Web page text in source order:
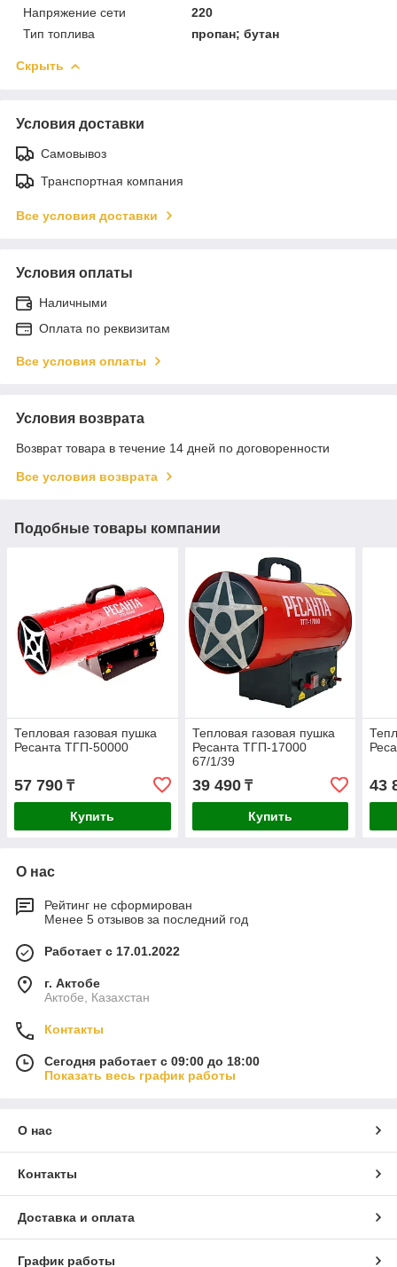
Напряжение сети
220
Тип топлива
пропан; бутан
Скрыть
Условия доставки
Самовывоз
Транспортная компания
Все условия доставки
Условия оплаты
Наличными
Оплата по реквизитам
Все условия оплаты
Условия возврата
Возврат товара в течение 14 дней по договоренности
Все условия возврата
Подобные товары компании
Тепловая газовая пушка
Ресанта ТГП-50000
57 790 ₸
Купить
Тепловая газовая пушка
Ресанта ТГП-17000
67/1/39
39 490₸
Купить
43
О нас
Рейтинг не сформирован
Менее 5 отзывов за последний год
Работает с 17.01.2022
г. Актобе
Актобе, Казахстан
Контакты
Сегодня работает с 09:00 до 18:00
Показать весь график работы
О нас
Контакты
Доставка и оплата
График работы